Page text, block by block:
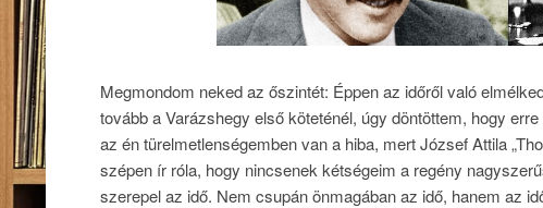
Megmondom neked az őszintét: Éppen az időről való
tovább a Varázshegy első köteténél, úgy döntöttem, hogy
az én türelmetlenségemben van a hiba, mert József Attila
szépen ír róla, hogy nincsenek kétségeim a regény
szerepel az idő. Nem csupán önmagában az idő, hanem az